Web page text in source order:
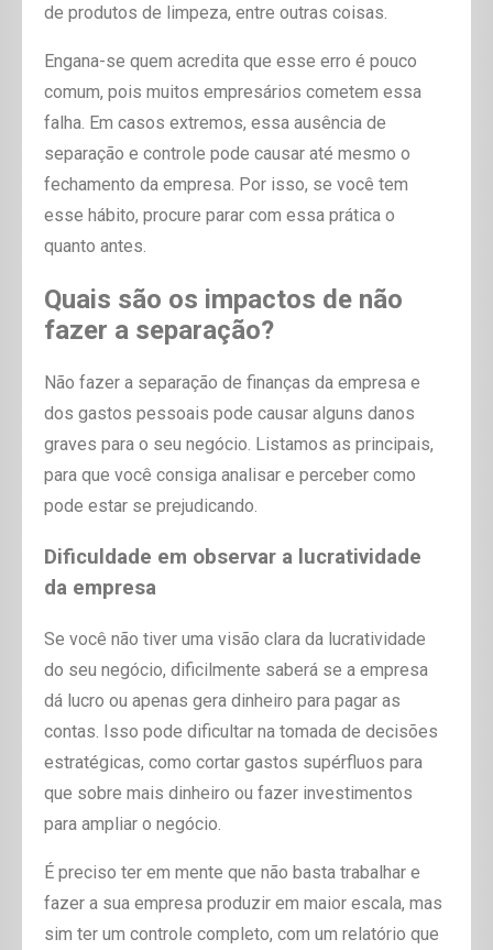
de produtos de limpeza, entre outras coisas.
Engana-se quem acredita que esse erro é pouco
comum, pois muitos empresários cometem essa
falha. Em casos extremos, essa ausência de
separação e controle pode causar até mesmo o
fechamento da empresa. Por isso, se você tem
esse hábito, procure parar com essa prática o
quanto antes.
Quais são os impactos de não
fazer a separação?
Não fazer a separação de finanças da empresa e
dos gastos pessoais pode causar alguns danos
graves para o seu negócio. Listamos as principais,
para que você consiga analisar e perceber como
pode estar se prejudicando.
Dificuldade em observar a lucratividade
da empresa
Se você não tiver uma visão clara da lucratividade
do seu negócio, dificilmente saberá se a empresa
dá lucro ou apenas gera dinheiro para pagar as
contas. Isso pode dificultar na tomada de decisões
estratégicas, como cortar gastos supérfluos para
que sobre mais dinheiro ou fazer investimentos
para ampliar o negócio.
É preciso ter em mente que não basta trabalhar e
fazer a sua empresa produzir em maior escala, mas
sim ter um controle completo, com um relatório que